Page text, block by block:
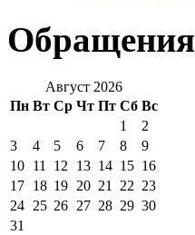
Обращения
Август 2026
Пн Вт Ср Чт Пт Сб Вс
1
2
3
4 5 6 7 8
9
10 11 12 13 14 15 16
17 18 19 20 21 22 23
24 25 26 27 28 29 30
31